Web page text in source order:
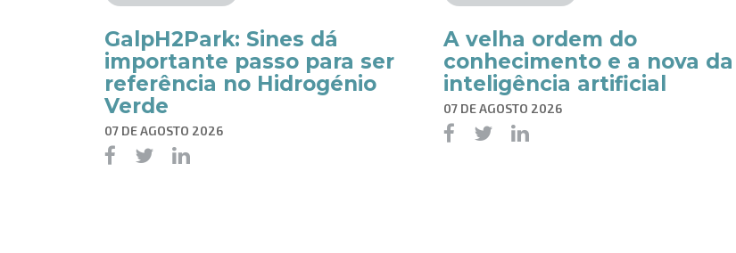
GalpH2Park: Sines dá
importante passo para ser
referência no Hidrogénio
Verde
07 DE AGOSTO 2026
A velha ordem do
conhecimento e a nova da
inteligência artificial
07 DE AGOSTO 2026